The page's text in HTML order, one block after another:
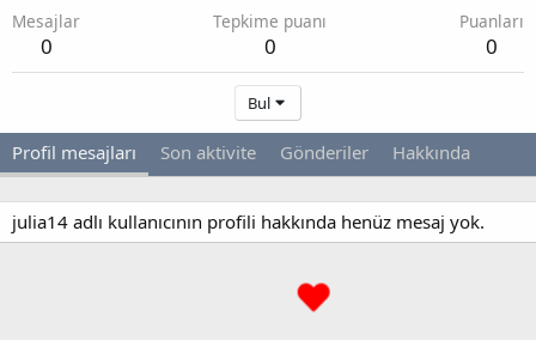
Mesajlar
0
Tepkime puanı
0
Puanları
0
Bul
Profil mesajları Son aktivite Gönderiler Hakkında
julia14 adlı kullanıcının profili hakkında henüz mesaj yok.